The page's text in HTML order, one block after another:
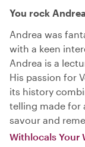
You rock Andrea
Andrea was
with a keen
Andrea is a
His passion for
its history
telling made for
savour and
Withlocals Your